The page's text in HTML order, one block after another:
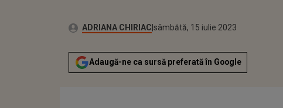
Autor:ADRIANA CHIRIACPublicat:
vineri, 15 iulie 2022
Actualizat:
sâmbătă, 15 iulie 2023
Adaugă-ne ca sursă preferată în Google